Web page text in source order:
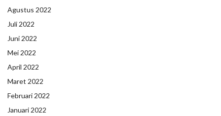
Agustus 2022
Juli 2022
Juni 2022
Mei 2022
April 2022
Maret 2022
Februari 2022
Januari 2022